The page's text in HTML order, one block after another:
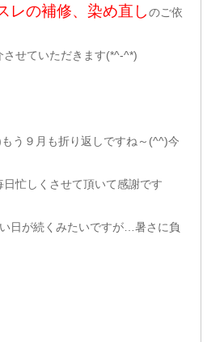
レの補修、染め直しのご依
せていただきます(*^-^*)
う９月も折り返しですね～(^^)今
忙しくさせて頂いて感謝です
日が続くみたいですが…暑さに負